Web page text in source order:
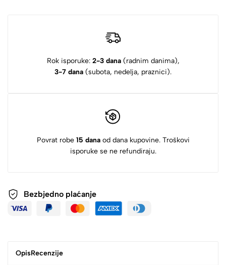
Rok isporuke: 2-3 dana(radnim danima),
3-7 dana (subota, nedelja, praznici).
Povrat robe 15 danaod dana kupovine. Troškovi
isporuke se ne refundiraju.
Bezbjedno plaćanje
OpisRecenzije